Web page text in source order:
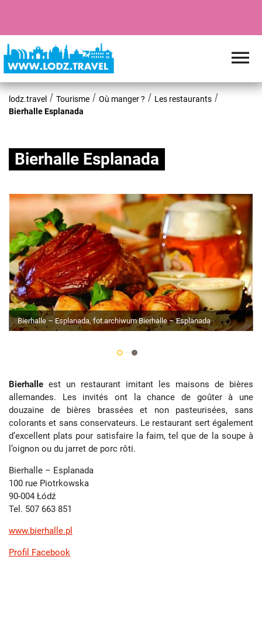
lodz.travel Tourisme Où manger ?
Les restaurants
Bierhalle Esplanada
Bierhalle Esplanada
Bierhalle – Esplanada, fot.archiwum Bierhalle – Esplanada
Bierhalle est un restaurant imitant les maisons de bières
allemandes. Les invités ont la chance de goûter à une
douzaine de bières brassées et non pasteurisées, sans
colorants et sans conservateurs. Le restaurant sert également
d’excellent plats pour satisfaire la faim, tel que de la soupe à
l’oignon ou du jarret de porc rôti.
Bierhalle – Esplanada
100 rue Piotrkowska
90-004 Łódź
Tel. 507 663 851
www.bierhalle.pl
Profil Facebook